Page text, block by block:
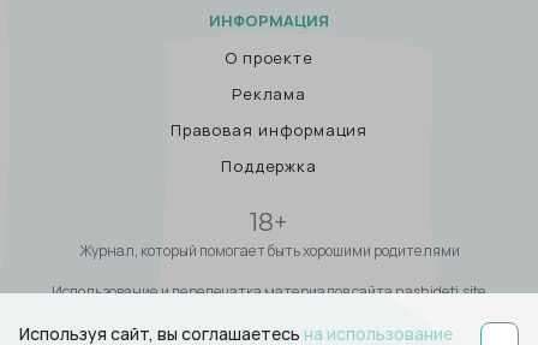
Используя сайт, вы соглашаетесь на использование
ИНФОРМАЦИЯ
О проекте
Реклама
Правовая информация
Поддержка
18+
Журнал, который помогает быть хорошими родителями
Использование и перепечатка материалов сайта nashideti.site
при наличии активной ссылки на сайт nashideti.site